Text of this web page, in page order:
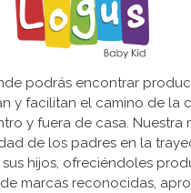
podrás encontrar
y facilitan el camino de la
y fuera de casa. Nuestra
de los padres en la
hijos, ofreciéndoles
marcas reconocidas,